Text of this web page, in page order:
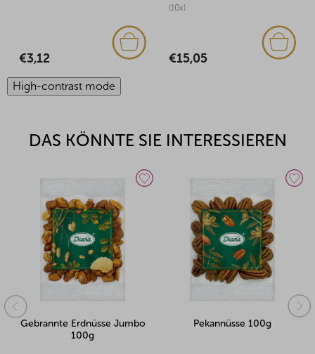
€3,12
(10x)
€15,05
High-contrast mode
DAS KÖNNTE SIE INTERESSIEREN
Gebrannte Erdnüsse Jumbo
100g
Pekannüsse 100g